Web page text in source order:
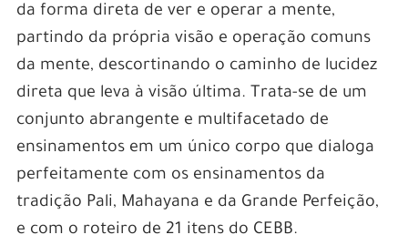
da forma direta de ver e operar a mente,
partindo da própria visão e operação comuns
da mente, descortinando o caminho de lucidez
direta que leva à visão última. Trata-se de um
conjunto abrangente e multifacetado de
ensinamentos em um único corpo que dialoga
perfeitamente com os ensinamentos da
tradição Pali, Mahayana e da Grande Perfeição,
e com o roteiro de 21 itens do CEBB.